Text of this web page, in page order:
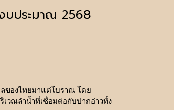
บประมาณ 2568
ของไทยมาแต่โบราณ โดย
วณลำน้ำที่เชื่อมต่อกับปากอ่าวทั้ง